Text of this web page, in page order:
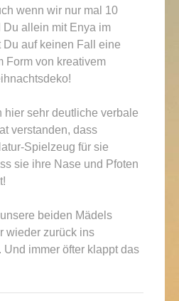
wenn wir nur mal 10
Du allein mit Enya im
Du auf keinen Fall eine
Form von kreativem
hier sehr deutliche verbale
verstanden, dass
Spielzeug für sie
sie ihre Nase und Pfoten
beiden Mädels
wieder zurück ins
immer öfter klappt das